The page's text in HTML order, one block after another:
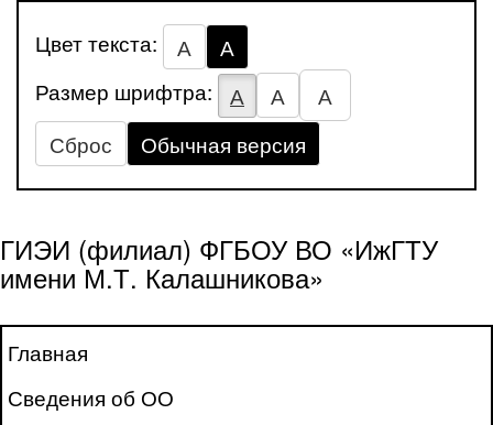
Цвет текста: А
А
Размер шрифтра:
А А
А
Сброс
Обычная версия
ГИЭИ (филиал) ФГБОУ ВО «ИжГТУ
имени М.Т. Калашникова»
Главная
Сведения об ОО